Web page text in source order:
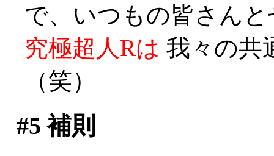
で、いつもの皆さん
究極超人Rは 我々の共
（笑）
#5 補則